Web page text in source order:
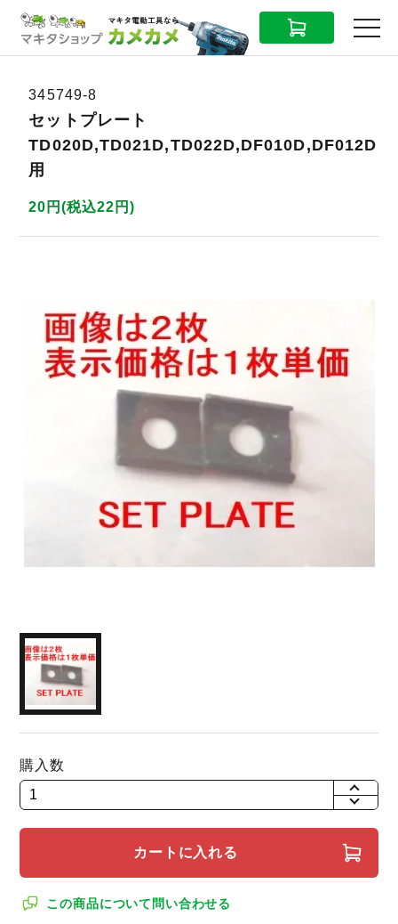
CART MENU
345749-8
セットプレート
TD020D,TD021D,TD022D,DF010D,DF012D
用
20円(税込22円)
購入数
+
カートに入れる
この商品について問い合わせる